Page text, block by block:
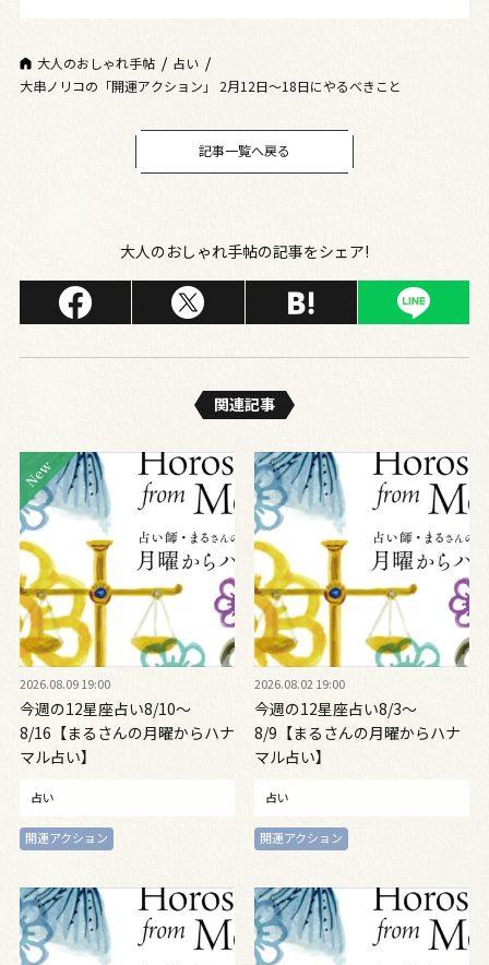
大人のおしゃれ手帖
占い
大串ノリコの「開運アクション」 2月12日～18日にやるべきこと
記事一覧へ戻る
大人のおしゃれ手帖の記事をシェア!
関連記事
2026.08.09 19:00
今週の12星座占い8/10～
8/16【まるさんの月曜からハナ
マル占い】
占い
開運アクション
2026.08.02 19:00
今週の12星座占い8/3～
8/9【まるさんの月曜からハナ
マル占い】
占い
開運アクション